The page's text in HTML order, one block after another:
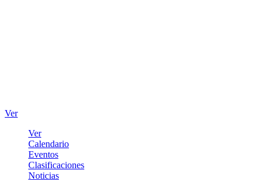
Ver
Ver
Calendario
Eventos
Clasificaciones
Noticias